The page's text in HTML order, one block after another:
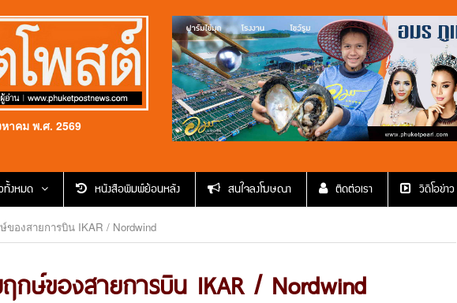
าคม พ.ศ. 2569
ทั้งหมด หนังสือพิมพ์ย้อนหลัง สนใจลงโฆษณา ติดต่อเรา วีดีโอข่าว
ของสายการบิน IKAR / Nordwind
กษ์ของสายการบิน IKAR / Nordwind